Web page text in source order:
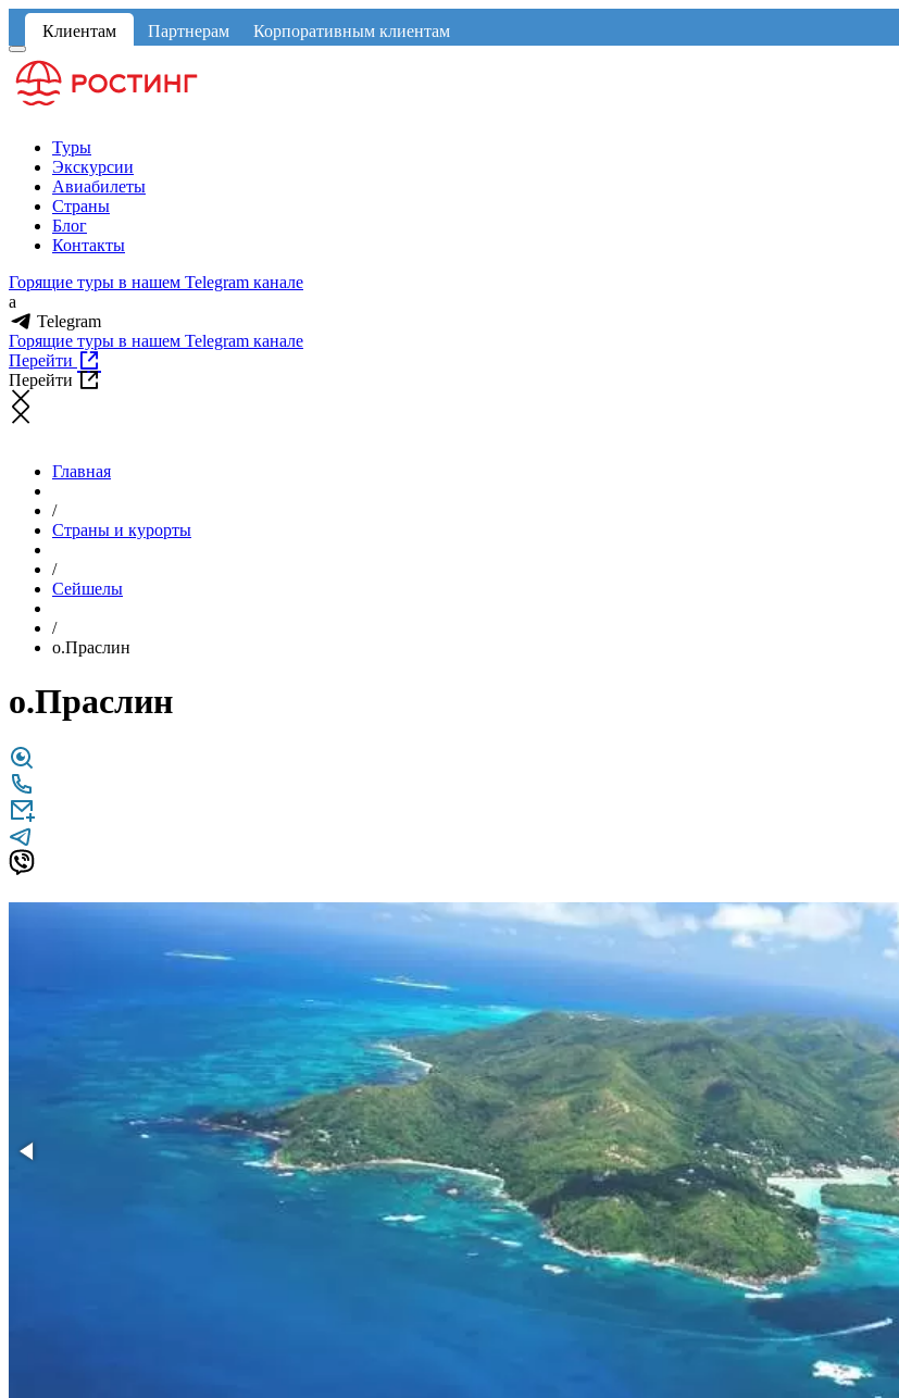
Клиентам Партнерам Корпоративным клиентам
Туры
Экскурсии
Авиабилеты
Страны
Блог
Контакты
Горящие туры в нашем Telegram канале
a
Telegram
Горящие туры в нашем Telegram канале
Перейти
Перейти
Главная
/
Страны и курорты
/
Сейшелы
/
о.Праслин
о.Праслин